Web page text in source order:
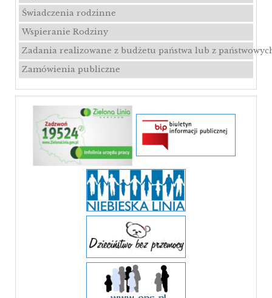
Świadczenia rodzinne
Wspieranie Rodziny
Zadania realizowane z budżetu państwa lub z
Zamówienia publiczne